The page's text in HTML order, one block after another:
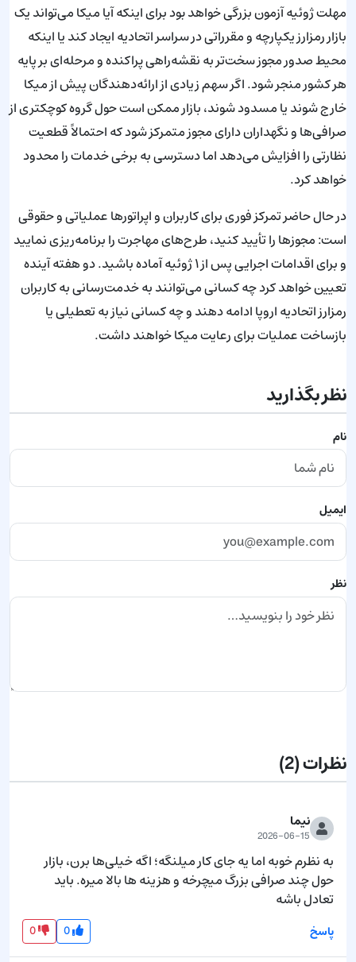
مهلت ژوئیه آزمون بزرگی خواهد بود برای اینکه آیا میکا می‌تواند یک
بازار رمزارز یکپارچه و مقرراتی در سراسر اتحادیه ایجاد کند یا اینکه
محیط صدور مجوز سخت‌تر به نقشه‌راهی پراکنده و مرحله‌ای بر پایه
هر کشور منجر شود. اگر سهم زیادی از ارائه‌دهندگان پیش از میکا
خارج شوند یا مسدود شوند، بازار ممکن است حول گروه کوچکتری از
صرافی‌ها و نگهداران دارای مجوز متمرکز شود که احتمالاً قطعیت
نظارتی را افزایش می‌دهد اما دسترسی به برخی خدمات را محدود
خواهد کرد.
در حال حاضر تمرکز فوری برای کاربران و اپراتورها عملیاتی و حقوقی
است: مجوزها را تأیید کنید، طرح‌های مهاجرت را برنامه‌ریزی نمایید
و برای اقدامات اجرایی پس از ۱ ژوئیه آماده باشید. دو هفته آینده
تعیین خواهد کرد چه کسانی می‌توانند به خدمت‌رسانی به کاربران
رمزارز اتحادیه اروپا ادامه دهند و چه کسانی نیاز به تعطیلی یا
بازساخت عملیات برای رعایت میکا خواهند داشت.
نظر بگذارید
نام
ایمیل
نظر
نظرات(2)
نیما
2026-06-15
به نظرم خوبه اما یه جای کار میلنگه؛ اگه خیلی‌ها برن، بازار
تعادل باشه
پاسخ 0
0